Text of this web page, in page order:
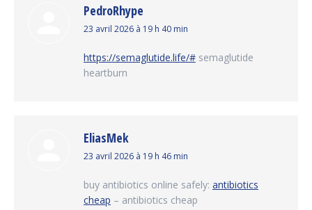
PedroRhype
dit
23 avril 2026 à 19 h 40 min
https://semaglutide.life/# semaglutide
heartburn
EliasMek
dit
23 avril 2026 à 19 h 46 min
buy antibiotics online safely: antibiotics
cheap – antibiotics cheap